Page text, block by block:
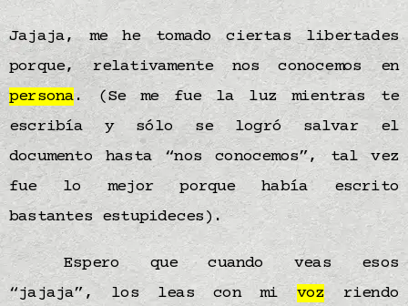
Jajaja, me he tomado ciertas libertades
porque, relativamente nos conocemos en
persona. (Se me fue la luz mientras te
escribía y sólo se logró salvar el
documento hasta “nos conocemos”, tal vez
fue lo mejor porque había escrito
bastantes estupideces).
Espero que cuando veas esos
“jajaja”, los leas con mivoz riendo